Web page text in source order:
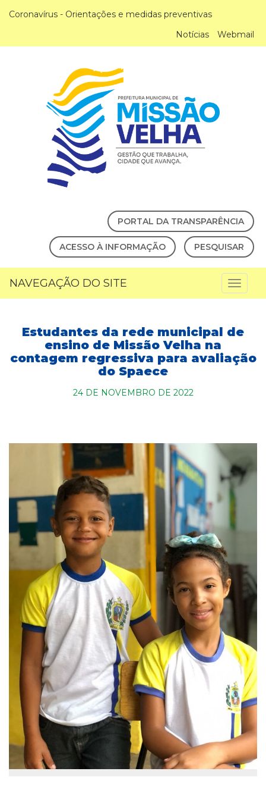
Coronavírus - Orientações e medidas preventivas
Notícias
Webmail
PORTAL DA TRANSPARÊNCIA
ACESSO À INFORMAÇÃO PESQUISAR
NAVEGAÇÃO DO SITE
Estudantes da rede municipal de
ensino de Missão Velha na
contagem regressiva para avaliação
do Spaece
24 DE NOVEMBRO DE 2022